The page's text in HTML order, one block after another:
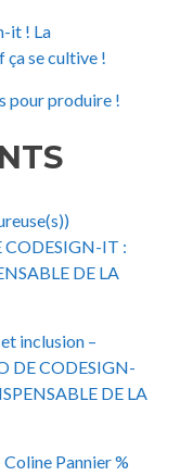
it ! La
se cultive !
pour produire !
CODESIGN-IT :
DE LA
inclusion –
DE CODESIGN-
DE LA
Pannier %